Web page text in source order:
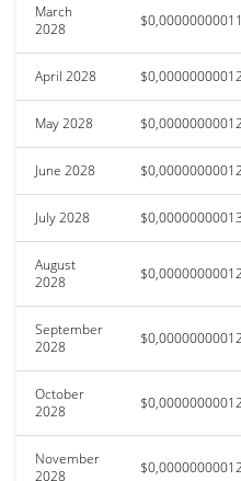
March
2028
April 2028
May 2028
June 2028
July 2028
August
2028
September
2028
October
2028
November
2028